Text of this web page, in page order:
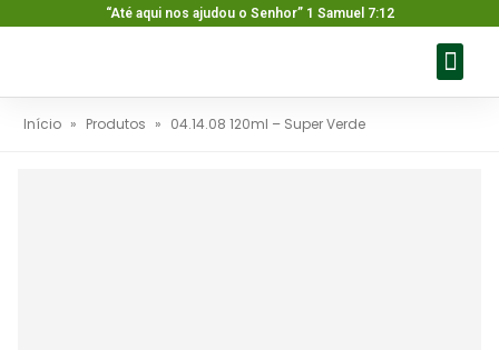
“Até aqui nos ajudou o Senhor” 1 Samuel 7:12
Início » Produtos » 04.14.08 120ml – Super Verde